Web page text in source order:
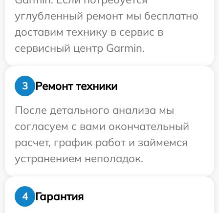
углубленный ремонт мы бесплатно
доставим технику в сервис в
сервисный центр Garmin.
3
Ремонт техники
После детального анализа мы
согласуем с вами окончательный
расчет, график работ и займемся
устранением неполадок.
4
Гарантия